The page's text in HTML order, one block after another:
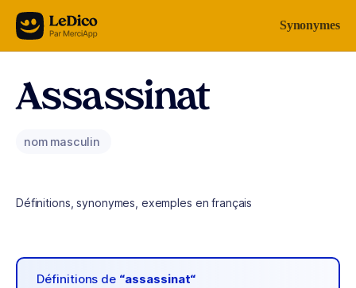
Aller au contenu Synonymes
Assassinat
nom masculin
Définitions, synonymes, exemples en français
Définitions de “assassinat“